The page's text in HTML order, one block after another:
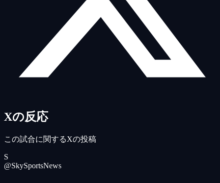
Xの反応
この試合に関するXの投稿
S
@SkySportsNews